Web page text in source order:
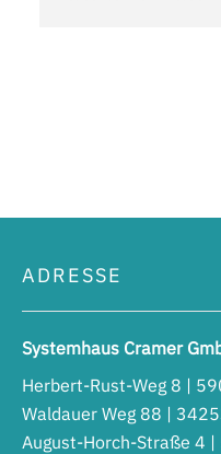
ADRESSE
Systemhaus Cramer
Herbert-Rust-Weg 8 |
Waldauer Weg 88 |
August-Horch-Straße 4